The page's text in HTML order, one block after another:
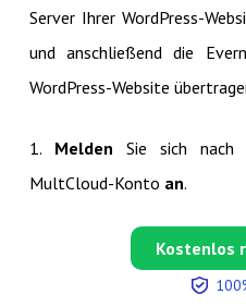
Server Ihrer WordPress-
und anschließend die
WordPress-Website
1. Melden Sie sich nach
MultCloud-Konto an.
Kostenlos